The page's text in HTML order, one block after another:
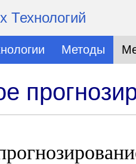
Технологий
Методы